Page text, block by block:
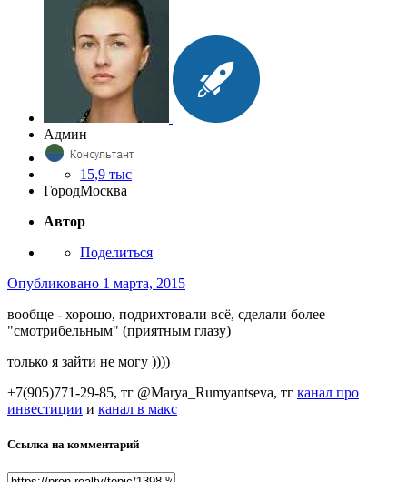
Админ
15,9 тыс
ГородМосква
Автор
Поделиться
Опубликовано 1 марта, 2015
вообще - хорошо, подрихтовали всё, сделали более
"смотрибельным" (приятным глазу)
только я зайти не могу ))))
+7(905)771-29-85, тг @Marya_Rumyantseva, тг канал про
инвестиции и канал в макс
Ссылка на комментарий